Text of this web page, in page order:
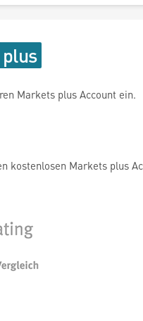
Markets plus Account ein.
kostenlosen Markets plus